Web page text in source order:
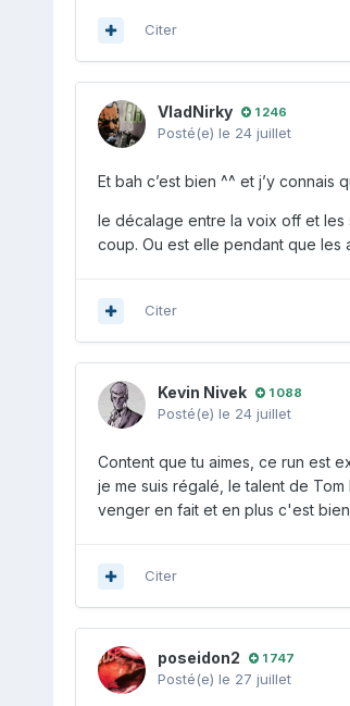
Citer
VladNirky 1 246
Posté(e) le 24 juillet
Et bah c’est bien ^^ et j’y
le décalage entre la voix off et
coup. Ou est elle pendant que les
Citer
Kevin Nivek 1 088
Posté(e) le 24 juillet
Content que tu aimes, ce run est
je me suis régalé, le talent de
venger en fait et en plus c'est
Citer
poseidon2 1 747
Posté(e) le 27 juillet